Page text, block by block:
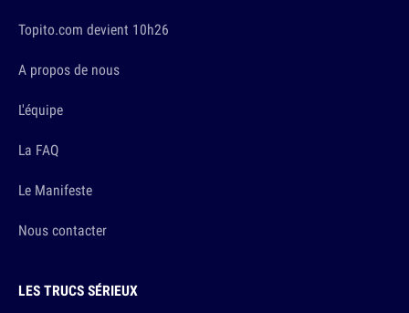
Topito.com devient 10h26
A propos de nous
L'équipe
La FAQ
Le Manifeste
Nous contacter
LES TRUCS SÉRIEUX